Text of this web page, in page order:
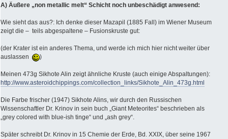
A) Äußere „non metallic melt“ Schicht noch unbeschädigt anwesend:
Wie sieht das aus?: Ich denke dieser Mazapil (1885 Fall) im Wiener Museum
zeigt die – teils abgespaltene – Fusionskruste gut:
(der Krater ist ein anderes Thema, und werde ich mich hier nicht weiter über
auslassen
)
Meinen 473g Sikhote Alin zeigt ähnliche Kruste (auch einige Abspaltungen):
http://www.asteroidchippings.com/collection_links/Sikhote_Alin_473g.html
Die Farbe frischer (1947) Sikhote Alins, wir durch den Russischen
Wissenschaftler Dr. Krinov in sein buch „Giant Meteorites“ beschrieben als
„grey colored with blue-ish tinge“ und „ash grey“.
Später schreibt Dr. Krinov in 15 Chemie der Erde, Bd. XXIX, über seine 1967